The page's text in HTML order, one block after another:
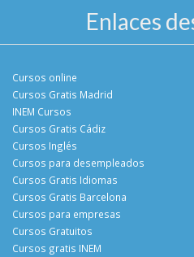
Enlaces
Cursos online
Cursos Gratis Madrid
INEM Cursos
Cursos Gratis Cádiz
Cursos Inglés
Cursos para desempleados
Cursos Gratis Idiomas
Cursos Gratis Barcelona
Cursos para empresas
Cursos Gratuitos
Cursos gratis INEM